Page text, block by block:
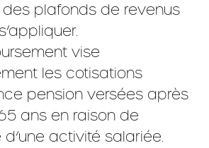
plafonds de revenus
vise
les cotisations
pension versées après
ans en raison de
d’une activité salariée.